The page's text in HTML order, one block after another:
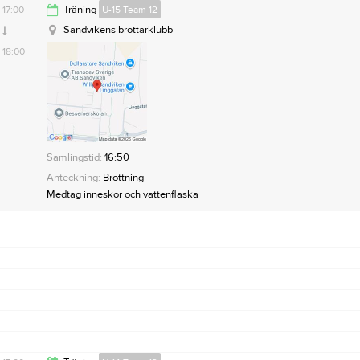
18:00
Sandvikens brottarklubb
Samlingstid:16:50
Anteckning: Brottning
Medtag inneskor och vattenflaska
17:00 Träning U-15 Team 12
18:00
Sandvikens brottarklubb
Samlingstid: 16:50
Anteckning: Brottning
Medtag inneskor och vattenflaska